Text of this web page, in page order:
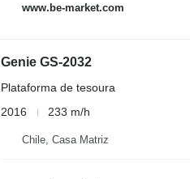
www.be-market.com
Genie GS-2032
Plataforma de tesoura
2016
233 m/h
Chile, Casa Matriz